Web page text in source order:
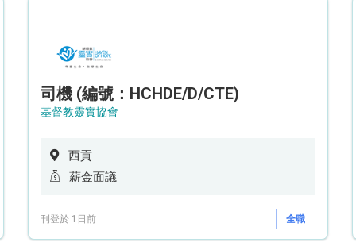
司機 (編號：HCHDE/D/CTE)
基督教靈實協會
西貢
薪金面議
刊登於 1日前 全職